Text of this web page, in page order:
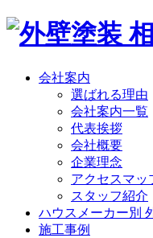
会社案内
選ばれる理由
会社案内一覧
代表挨拶
会社概要
企業理念
アクセスマッ
スタッフ紹介
ハウスメーカー別
施工事例